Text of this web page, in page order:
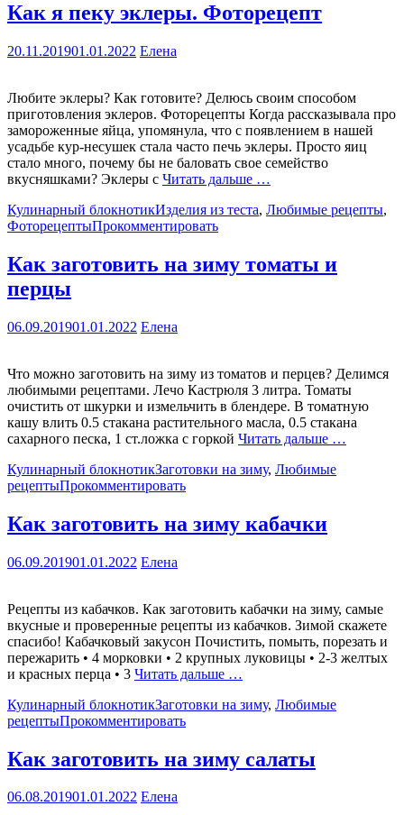
Как я пеку эклеры. Фоторецепт
20.11.201901.01.2022 Елена
Любите эклеры? Как готовите? Делюсь своим способом
приготовления эклеров. Фоторецепты Когда рассказывала про
замороженные яйца, упомянула, что с появлением в нашей
усадьбе кур-несушек стала часто печь эклеры. Просто яиц
стало много, почему бы не баловать свое семейство
вкусняшками? Эклеры с Читать дальше …
Кулинарный блокнотикИзделия из теста, Любимые рецепты,
ФоторецептыПрокомментировать
Как заготовить на зиму томаты и
перцы
06.09.201901.01.2022 Елена
Что можно заготовить на зиму из томатов и перцев? Делимся
любимыми рецептами. Лечо Кастрюля 3 литра. Томаты
очистить от шкурки и измельчить в блендере. В томатную
кашу влить 0.5 стакана растительного масла, 0.5 стакана
сахарного песка, 1 ст.ложка с горкой Читать дальше …
Кулинарный блокнотикЗаготовки на зиму, Любимые
рецептыПрокомментировать
Как заготовить на зиму кабачки
06.09.201901.01.2022 Елена
Рецепты из кабачков. Как заготовить кабачки на зиму, самые
вкусные и проверенные рецепты из кабачков. Зимой скажете
спасибо! Кабачковый закусон Почистить, помыть, порезать и
пережарить • 4 морковки • 2 крупных луковицы • 2-3 желтых
и красных перца • 3 Читать дальше …
Кулинарный блокнотикЗаготовки на зиму, Любимые
рецептыПрокомментировать
Как заготовить на зиму салаты
06.08.201901.01.2022 Елена